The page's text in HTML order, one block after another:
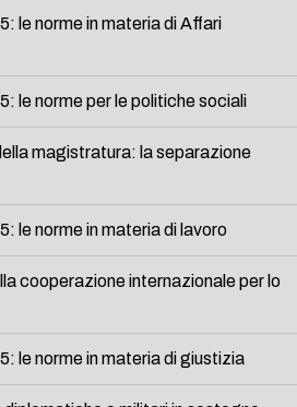
le norme in materia di Affari
le norme per le politiche sociali
magistratura: la separazione
le norme in materia di lavoro
cooperazione internazionale per lo
le norme in materia di giustizia